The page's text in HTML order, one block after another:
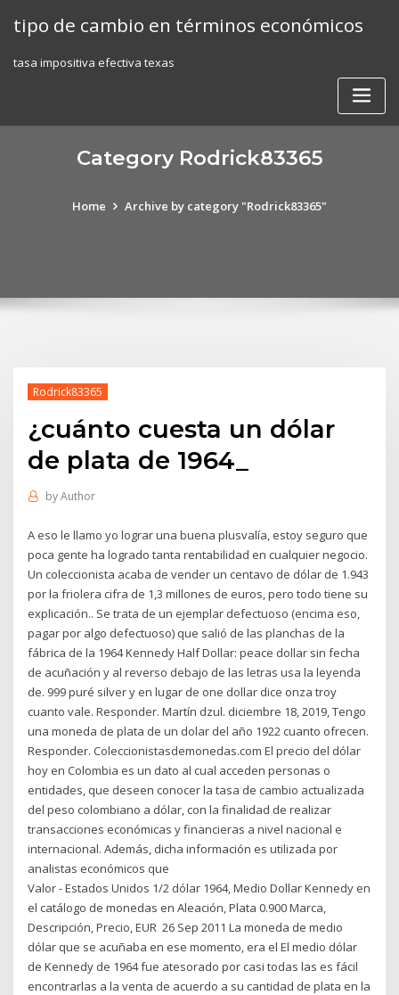
tipo de cambio en términos económicos
tasa impositiva efectiva texas
Category Rodrick83365
Home Archive by category "Rodrick83365"
Rodrick83365
¿cuánto cuesta un dólar
de plata de 1964_
byAuthor
A eso le llamo yo lograr una buena plusvalía, estoy seguro que
poca gente ha logrado tanta rentabilidad en cualquier negocio.
Un coleccionista acaba de vender un centavo de dólar de 1.943
por la friolera cifra de 1,3 millones de euros, pero todo tiene su
explicación.. Se trata de un ejemplar defectuoso (encima eso,
pagar por algo defectuoso) que salió de las planchas de la
fábrica de la 1964 Kennedy Half Dollar: peace dollar sin fecha
de acuñación y al reverso debajo de las letras usa la leyenda
de. 999 puré silver y en lugar de one dollar dice onza troy
cuanto vale. Responder. Martín dzul. diciembre 18, 2019, Tengo
una moneda de plata de un dolar del año 1922 cuanto ofrecen.
Responder. Coleccionistasdemonedas.com El precio del dólar
hoy en Colombia es un dato al cual acceden personas o
entidades, que deseen conocer la tasa de cambio actualizada
del peso colombiano a dólar, con la finalidad de realizar
transacciones económicas y financieras a nivel nacional e
internacional. Además, dicha información es utilizada por
analistas económicos que
Valor - Estados Unidos 1/2 dólar 1964, Medio Dollar Kennedy en
el catálogo de monedas en Aleación, Plata 0.900 Marca,
Descripción, Precio, EUR 26 Sep 2011 La moneda de medio
dólar que se acuñaba en ese momento, era el El medio dólar
de Kennedy de 1964 fue atesorado por casi todas las es fácil
encontrarlas a la venta de acuerdo a su cantidad de plata en la